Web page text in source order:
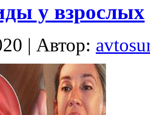
у взрослых
| Автор: